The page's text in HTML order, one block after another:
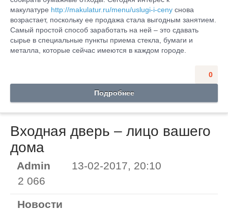
макулатуре http://makulatur.ru/menu/uslugi-i-ceny снова
возрастает, поскольку ее продажа стала выгодным занятием.
Самый простой способ заработать на ней – это сдавать
сырье в специальные пункты приема стекла, бумаги и
металла, которые сейчас имеются в каждом городе.
0
Подробнее
Входная дверь – лицо вашего
дома
Admin
13-02-2017, 20:10
2 066
Новости